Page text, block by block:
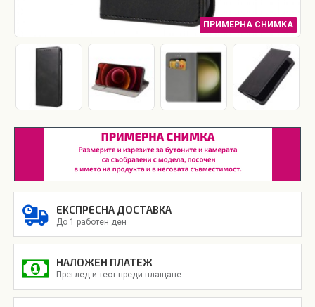
ПРИМЕРНА СНИМКА
ЕКСПРЕСНА ДОСТАВКА
До 1 работен ден
НАЛОЖЕН ПЛАТЕЖ
Преглед и тест преди плащане